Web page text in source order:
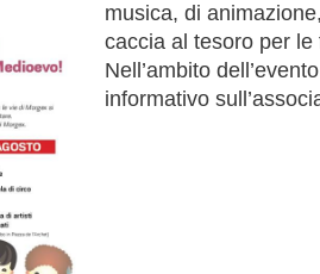
musica, di
caccia al tesoro per
Nell’ambito
informativo